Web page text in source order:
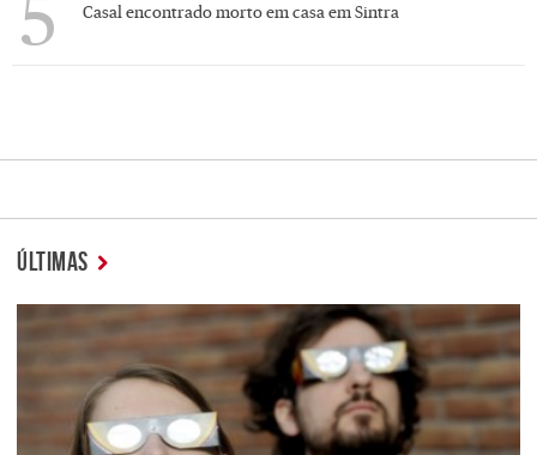
5
Casal encontrado morto em casa em Sintra
ÚLTIMAS